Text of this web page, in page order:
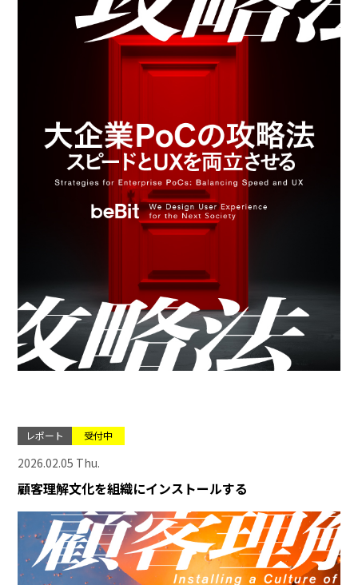
レポート 受付中
2026.02.05 Thu.
顧客理解文化を組織にインストールする